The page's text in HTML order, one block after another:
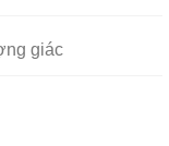
giác